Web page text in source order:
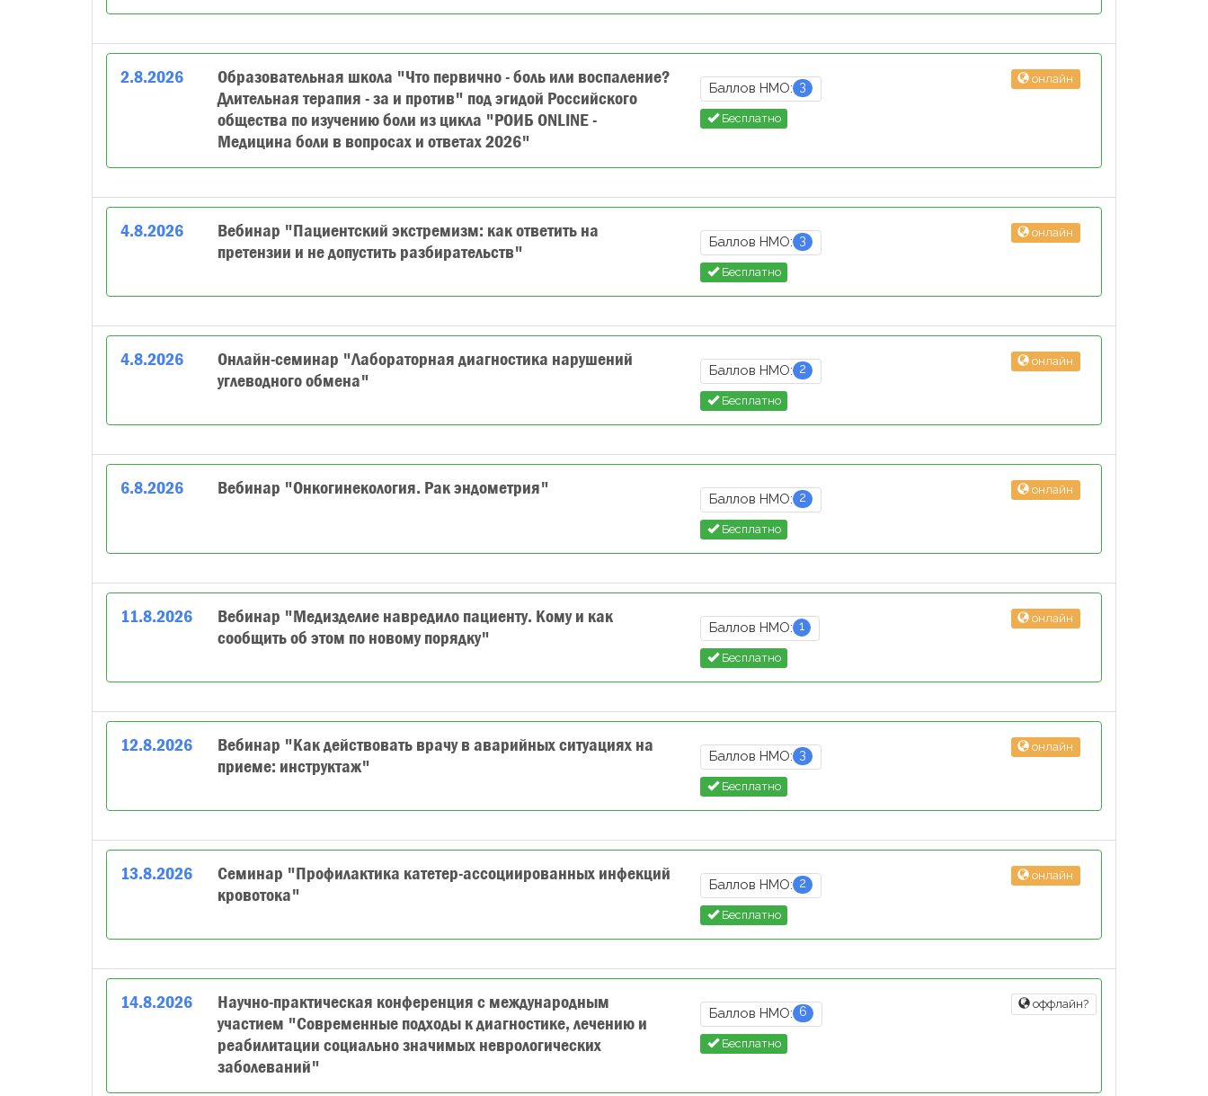
2.8.2026
Образовательная школа "Что первично - боль или воспаление?
Длительная терапия - за и против" под эгидой Российского
общества по изучению боли из цикла "РОИБ ONLINE -
Медицина боли в вопросах и ответах 2026"
Баллов НМО: 3
онлайн
Бесплатно
4.8.2026
Вебинар "Пациентский экстремизм: как ответить на
претензии и не допустить разбирательств"
Баллов НМО: 3
онлайн
Бесплатно
4.8.2026
Онлайн-семинар "Лабораторная диагностика нарушений
углеводного обмена"
Баллов НМО: 2
онлайн
Бесплатно
6.8.2026 Вебинар "Онкогинекология. Рак эндометрия" Баллов НМО: 2
онлайн
Бесплатно
11.8.2026
Вебинар "Медизделие навредило пациенту. Кому и как
сообщить об этом по новому порядку"
Баллов НМО: 1
онлайн
Бесплатно
12.8.2026
Вебинар "Как действовать врачу в аварийных ситуациях на
приеме: инструктаж"
Баллов НМО: 3
онлайн
Бесплатно
13.8.2026
Семинар "Профилактика катетер-ассоциированных инфекций
кровотока"
Баллов НМО: 2
онлайн
Бесплатно
14.8.2026
Научно-практическая конференция с международным
участием "Современные подходы к диагностике, лечению и
реабилитации социально значимых неврологических
заболеваний"
Баллов НМО: 6
оффлайн?
Бесплатно